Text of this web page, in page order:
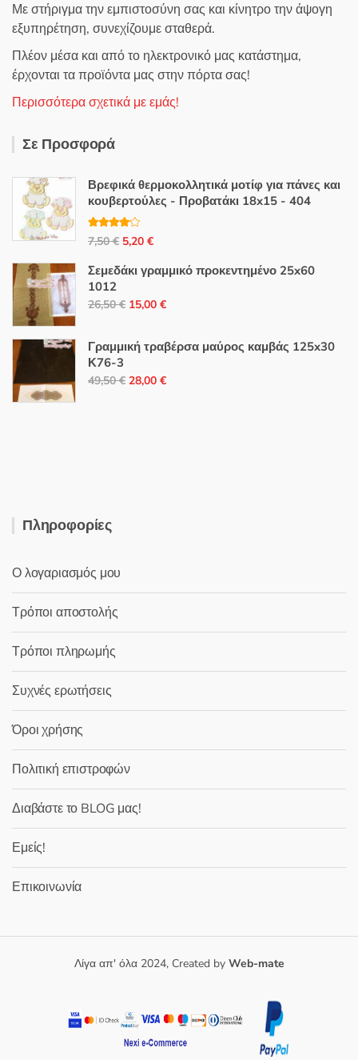
Με στήριγμα την εμπιστοσύνη σας και κίνητρο την άψογη
εξυπηρέτηση, συνεχίζουμε σταθερά.
Πλέον μέσα και από το ηλεκτρονικό μας κατάστημα,
έρχονται τα προϊόντα μας στην πόρτα σας!
Περισσότερα σχετικά με εμάς!
Σε Προσφορά
Βρεφικά θερμοκολλητικά μοτίφ για πάνες και
κουβερτούλες - Προβατάκι 18x15 - 404
Βαθμολο
γήθηκε με
5
7,50€ Original
was:
7,50 €.
5,20 €Η
τιμή
είναι:
Σεμεδάκι γραμμικό προκεντημένο 25x60
1012
26,50€ Original
was:
15,00 €Η
τιμή
15,00 €.
Γραμμική τραβέρσα μαύρος καμβάς 125x30
Κ76-3
49,50€ Original
28,00 €Η
Πληροφορίες
Ο λογαριασμός μου
Τρόποι αποστολής
Τρόποι πληρωμής
Συχνές ερωτήσεις
Όροι χρήσης
Πολιτική επιστροφών
Διαβάστε το BLOG μας!
Εμείς!
Επικοινωνία
Λίγα απ' όλα 2024, Created by Web-mate